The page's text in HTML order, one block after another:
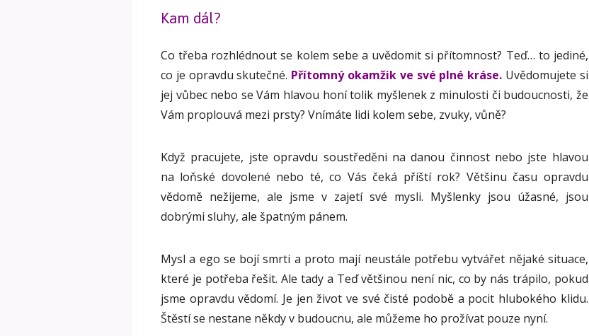
Kam dál?
Co třeba rozhlédnout se kolem sebe a uvědomit si přítomnost? Teď… to jediné,
co je opravdu skutečné. Přítomný okamžik ve své plné kráse. Uvědomujete si
jej vůbec nebo se Vám hlavou honí tolik myšlenek z minulosti či budoucnosti, že
Vám proplouvá mezi prsty? Vnímáte lidi kolem sebe, zvuky, vůně?
Když pracujete, jste opravdu soustředěni na danou činnost nebo jste hlavou
na loňské dovolené nebo té, co Vás čeká příští rok? Většinu času opravdu
vědomě nežijeme, ale jsme v zajetí své mysli. Myšlenky jsou úžasné, jsou
dobrými sluhy, ale špatným pánem.
Mysl a ego se bojí smrti a proto mají neustále potřebu vytvářet nějaké situace,
které je potřeba řešit. Ale tady a Teď většinou není nic, co by nás trápilo, pokud
jsme opravdu vědomí. Je jen život ve své čisté podobě a pocit hlubokého klidu.
Štěstí se nestane někdy v budoucnu, ale můžeme ho prožívat pouze nyní.